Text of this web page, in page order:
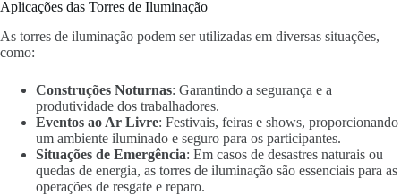
Aplicações das Torres de Iluminação
As torres de iluminação podem ser utilizadas em diversas situações,
como:
Construções Noturnas: Garantindo a segurança e a
produtividade dos trabalhadores.
Eventos ao Ar Livre: Festivais, feiras e shows, proporcionando
um ambiente iluminado e seguro para os participantes.
Situações de Emergência: Em casos de desastres naturais ou
quedas de energia, as torres de iluminação são essenciais para as
operações de resgate e reparo.